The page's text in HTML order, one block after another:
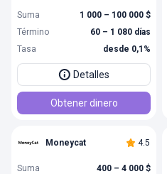
Suma
1 000 – 100 000 $
Término
60 – 1 080 días
Tasa
desde 0,1%
Detalles
Obtener dinero
Moneycat 4.5
Suma
400 – 4 000 $